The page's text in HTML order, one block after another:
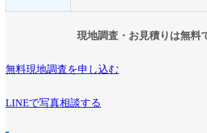
現地調査・お見積りは無料
無料現地調査を申し込む
LINEで写真相談する